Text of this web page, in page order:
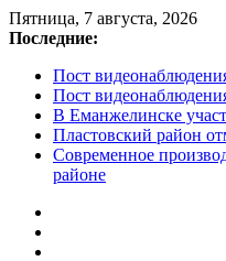
Пятница, 7 августа, 2026
Последние:
Пост
Пост
В Еманжелинске
Пластовский район
Современное
районе